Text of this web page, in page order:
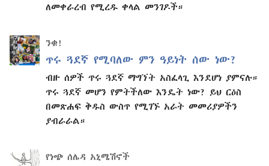
ለመቀራረብ የሚረዱ ቀላል መንገዶች።
ንቁ!
ጥሩ ጓደኛ የሚባለው ምን ዓይነት ሰው ነው?
ብዙ ሰዎች ጥሩ ጓደኛ ማግኘት አስፈላጊ እንደሆነ ያምናሉ።
ጥሩ ጓደኛ መሆን የምትችለው እንዴት ነው? ይህ ርዕስ
በመጽሐፍ ቅዱስ ውስጥ የሚገኙ አራት መመሪያዎችን
ያብራራል።
የነጭ ሰሌዳ አኒሜሽኖች